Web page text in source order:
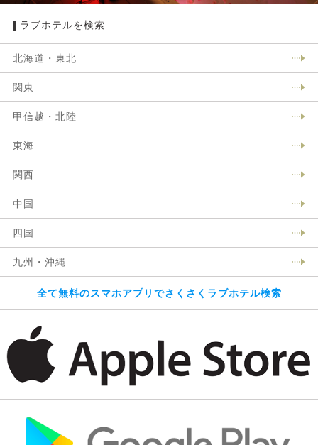
ラブホテルを検索
北海道・東北
関東
甲信越・北陸
東海
関西
中国
四国
九州・沖縄
全て無料のスマホアプリでさくさくラブホテル検索